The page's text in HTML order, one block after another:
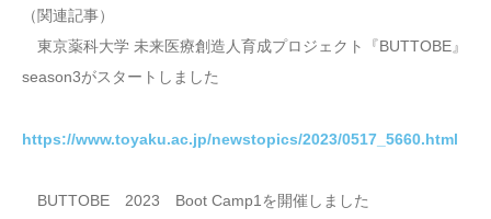
（関連記事）
東京薬科大学 未来医療創造人育成プロジェクト『BUTTOBE』
season3がスタートしました
https://www.toyaku.ac.jp/newstopics/2023/0517_5660.html
BUTTOBE 2023 Boot Camp1を開催しました